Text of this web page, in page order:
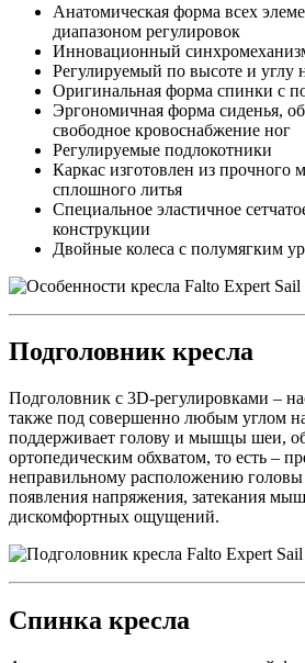
Анатомическая форма всех
диапазоном регулировок
Инновационный
Регулируемый по высоте и углу
Оригинальная форма спинки с
Эргономичная форма сиденья,
свободное кровоснабжение ног
Регулируемые подлокотники
Каркас изготовлен из прочного
сплошного литья
Специальное эластичное
конструкции
Двойные колеса с полумягким
Подголовник кресла
Подголовник с 3D-регулировками –
также под совершенно любым углом
поддерживает голову и мышцы шеи,
ортопедическим обхватом, то есть –
неправильному расположению
появления напряжения, затекания
дискомфортных ощущений.
Спинка кресла